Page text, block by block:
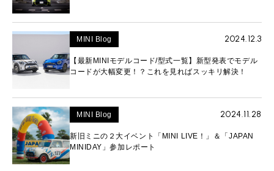
MINI Blog 2024.12.3
【最新MINIモデルコード/型式一覧】新型発表でモデル
コードが大幅変更！？これを見ればスッキリ解決！
MINI Blog 2024.11.28
新旧ミニの２大イベント「MINI LIVE！」＆「JAPAN
MINIDAY」参加レポート